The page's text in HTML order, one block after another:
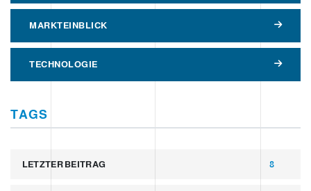
MARKTEINBLICK
TECHNOLOGIE
TAGS
LETZTER BEITRAG 8